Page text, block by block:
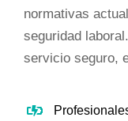
normativas
seguridad
servicio seguro,